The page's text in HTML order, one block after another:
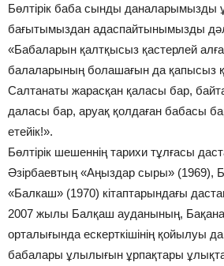
Бөлтірік баба сынды даналарымызды
бағытымыздан адаспайтынымызды
«Бабаларын қалтқысыз қастерлей
балаларының болашағын да қапысыз
Салтанаты жарасқан қаласы бар,
даласы бар, аруақ қолдаған бабасы
етейік!».
Бөлтірік шешеннің тарихи тұлғасы
Әзірбаевтың «Аңыздар сыры» (1969),
«Балкаш» (1970) кітаптарындағы
2007 жылы Балқаш ауданының,
орталығында ескерткішінің қойылуы
бабалары ұлылығын ұрпақтары